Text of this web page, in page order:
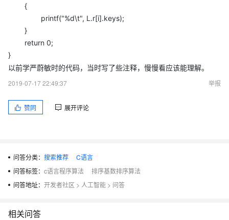
{
printf("%d\t", L.r[i].keys);
}
return 0;
}
以前学严蔚敏时的代码，当时写了些注释，慢慢看应该能理解。
2019-07-17 22:49:37
举报
赞同 展开评论
问答分类： 搜索推荐
C语言
问答标签： c语言程序算法
排序基数排序算法
问答地址： 开发者社区 > 人工智能 > 问答
相关问答